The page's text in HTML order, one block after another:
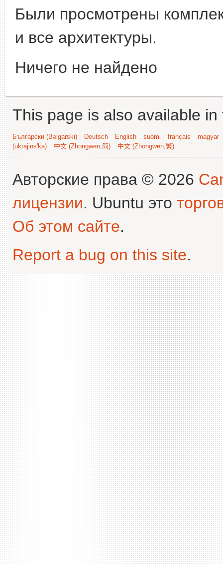
Были просмотрены
и все архитектуры.
Ничего не найдено
This page is also available
Български (Bəlgarski) Deutsch English suomi français
magyar
(ukrajins'ka)
中文 (Zhongwen,简) 中文 (Zhongwen,繁)
Авторские права © 2026
лицензии. Ubuntu это
Об этом сайте.
Report a bug on this site.